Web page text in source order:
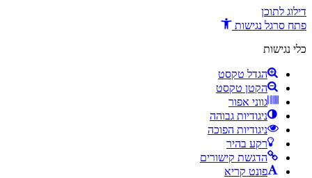
דילוג לתוכן
פתח סרגל נגישות
כלי נגישות
הגדל טקסט
הקטן טקסט
גווני אפור
ניגודיות גבוהה
ניגודיות הפוכה
רקע בהיר
הדגשת קישורים
פונט קריא